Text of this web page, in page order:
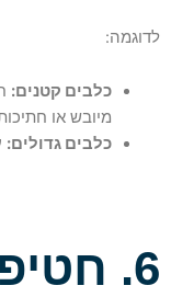
לדוגמה:
כלבים קטנים:
מיובש או
כלבים גדולים:
6.